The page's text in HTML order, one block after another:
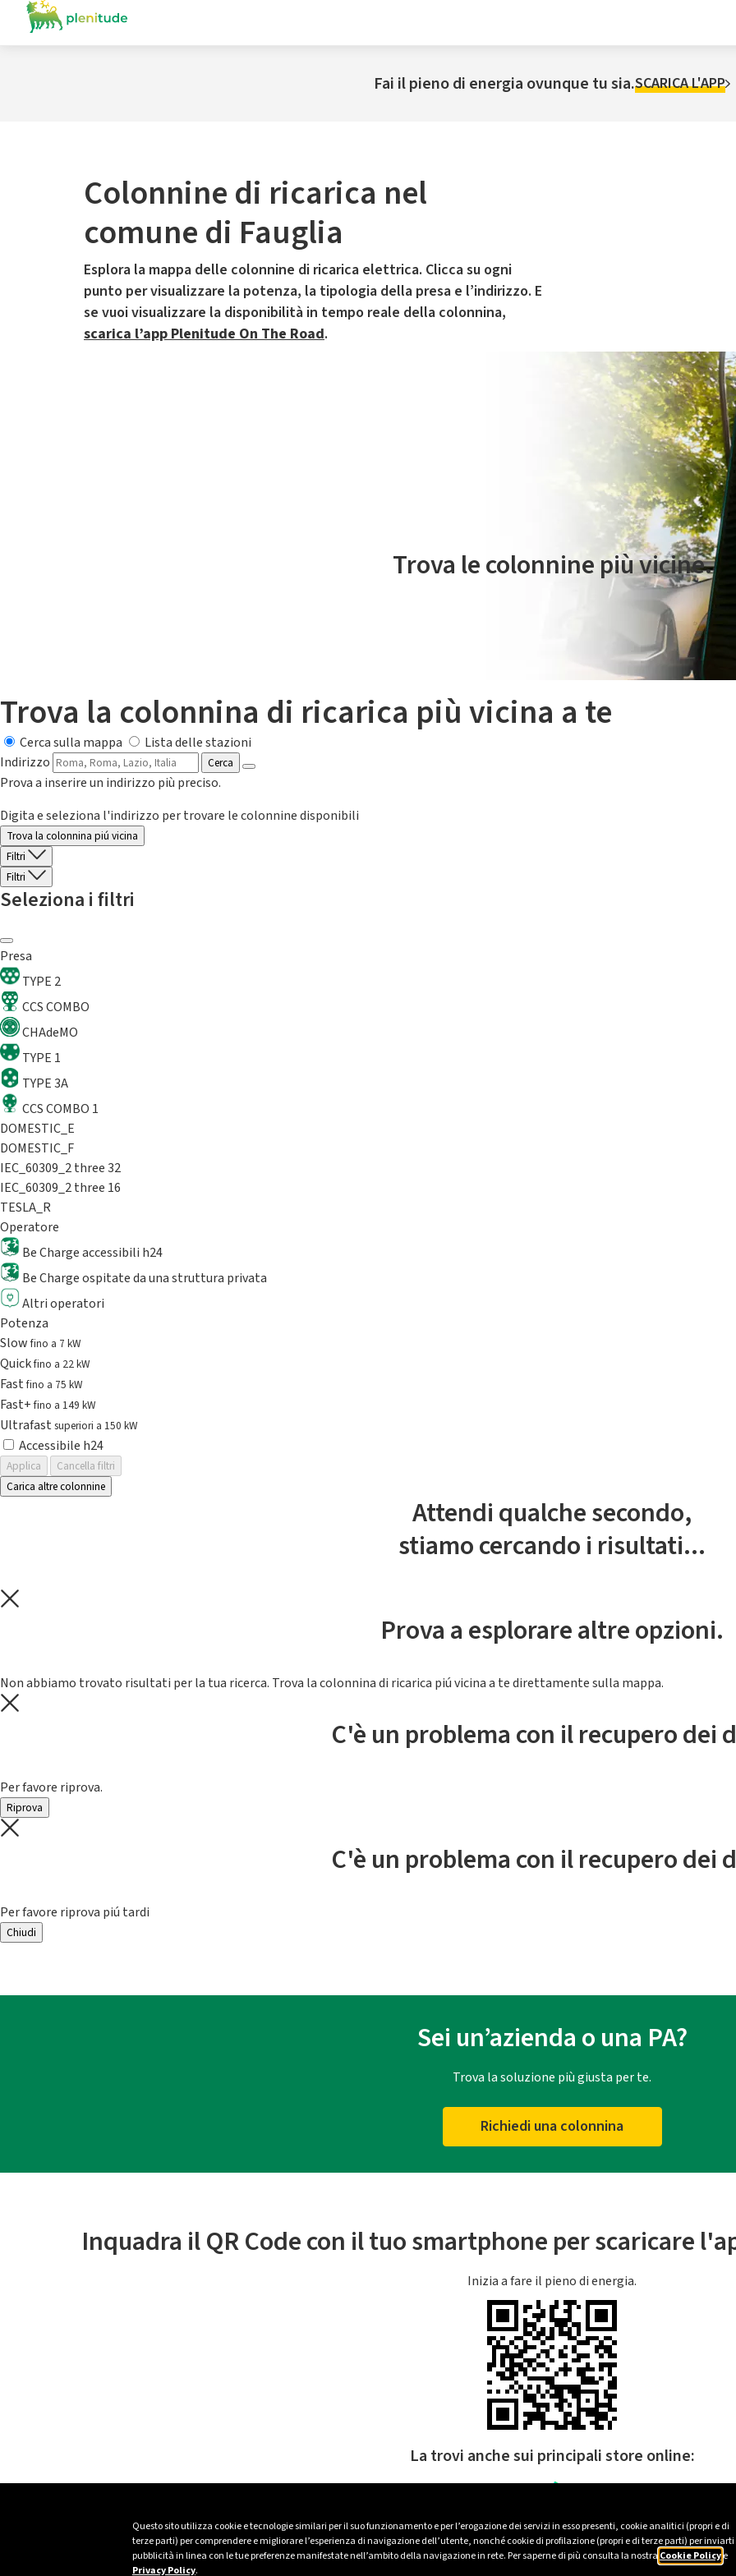
Questo sito utilizza cookie e tecnologie similari per il suo funzionamento e per l’erogazione dei servizi in esso presenti, cookie analitici (propri e di
terze parti) per comprendere e migliorare l’esperienza di navigazione dell’utente, nonché cookie di profilazione (propri e di terze parti) per inviarti
pubblicità in linea con le tue preferenze manifestate nell’ambito della navigazione in rete. Per saperne di più consulta la nostra Cookie Policye
Privacy Policy.
Fai il pieno di energia ovunque tu sia.SCARICA L'APP
Colonnine di ricarica nel
comune di Fauglia
Esplora la mappa delle colonnine di ricarica elettrica. Clicca su ogni
punto per visualizzare la potenza, la tipologia della presa e l’indirizzo. E
se vuoi visualizzare la disponibilità in tempo reale della colonnina,
scarica l’app Plenitude On The Road.
Il servizio di mobilità elettrica è gestito da Plenitude On The Road
Trova le colonnine più vicine.
Trova la colonnina di ricarica più vicina a te
Cerca sulla mappa
Lista delle stazioni
Indirizzo
Cerca
Prova a inserire un indirizzo più preciso.
Digita e seleziona l'indirizzo per trovare le colonnine disponibili
Trova la colonnina piú vicina
Filtri
Filtri
Seleziona i filtri
Presa
TYPE 2
CCS COMBO
CHAdeMO
TYPE 1
TYPE 3A
CCS COMBO 1
DOMESTIC_E
DOMESTIC_F
IEC_60309_2 three 32
IEC_60309_2 three 16
TESLA_R
Operatore
Be Charge accessibili h24
Be Charge ospitate da una struttura privata
Altri operatori
Potenza
Slowfino a 7 kW
Quickfino a 22 kW
Fastfino a 75 kW
Fast+fino a 149 kW
Ultrafast superiori a 150 kW
Accessibile h24
Applica
Cancella filtri
Carica altre colonnine
Attendi qualche secondo,
stiamo cercando i risultati...
Prova a esplorare altre opzioni.
Non abbiamo trovato risultati per la tua ricerca. Trova la colonnina di ricarica piú vicina a te direttamente sulla mappa.
C'è un problema con il recupero dei
Per favore riprova.
Riprova
C'è un problema con il recupero dei
Per favore riprova piú tardi
Chiudi
Sei un’azienda o una PA?
Trova la soluzione più giusta per te.
Richiedi una colonnina
Inquadra il QR Code con il tuo smartphone per scaricare
Inizia a fare il pieno di energia.
La trovi anche sui principali store online: